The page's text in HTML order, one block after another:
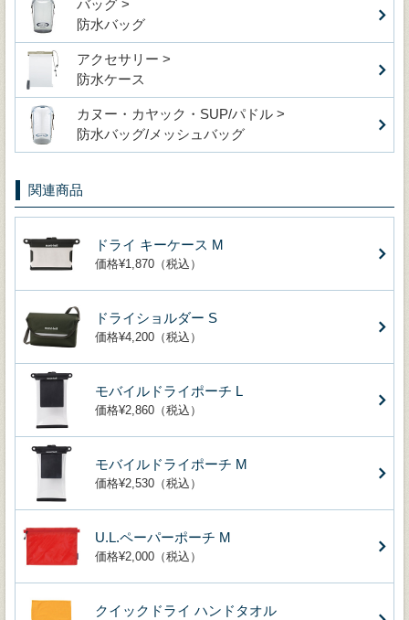
バッグ >
防水バッグ
アクセサリー >
防水ケース
カヌー・カヤック・SUP/パドル >
防水バッグ/メッシュバッグ
関連商品
ドライ キーケース M
価格¥1,870（税込）
ドライショルダー S
価格¥4,200（税込）
モバイルドライポーチ L
価格¥2,860（税込）
モバイルドライポーチ M
価格¥2,530（税込）
U.L.ペーパーポーチ M
価格¥2,000（税込）
クイックドライ ハンドタオル